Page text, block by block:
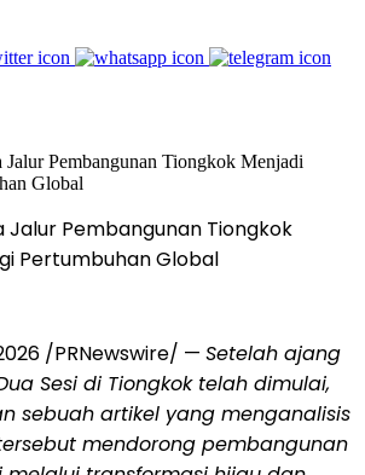
Jalur Pembangunan Tiongkok
Pertumbuhan Global
/PRNewswire/ — Setelah ajang
Sesi di Tiongkok telah dimulai,
sebuah artikel yang menganalisis
mendorong pembangunan